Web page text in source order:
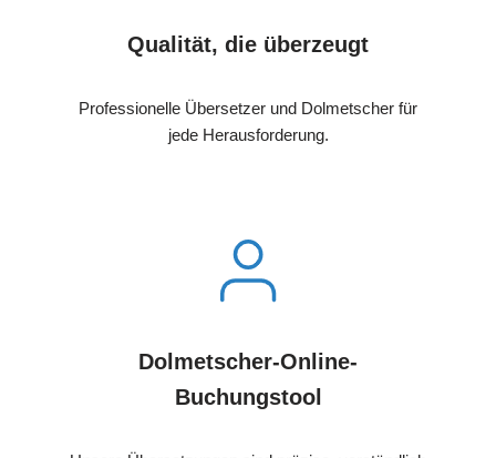
Qualität, die überzeugt
Professionelle Übersetzer und Dolmetscher für
jede Herausforderung.
Dolmetscher-Online-
Buchungstool